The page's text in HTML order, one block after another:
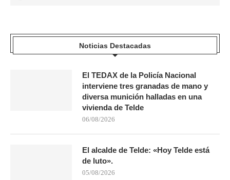
Noticias Destacadas
El TEDAX de la Policía Nacional
interviene tres granadas de mano y
diversa munición halladas en una
vivienda de Telde
06/08/2026
El alcalde de Telde: «Hoy Telde está
de luto».
05/08/2026